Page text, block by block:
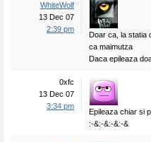
WhiteWolf
13 Dec 07
2:39 pm
Doar ca, la statia
ca maimutza
Daca epileaza
0xfc
13 Dec 07
3:34 pm
Epileaza chiar si
:-&:-&:-&:-&